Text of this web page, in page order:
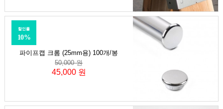
파이프캡 크롬 (25mm용) 100개/봉
할인률
10%
50,000 원
45,000 원